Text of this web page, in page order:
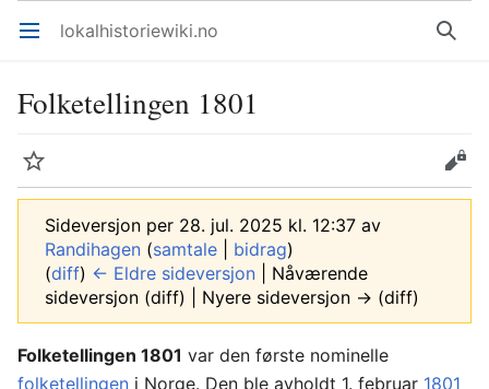
Åpne hovedmenyen lokalhistoriewiki.no Søk
Folketellingen 1801
Overvåk Rediger
Sideversjon per 28. jul. 2025 kl. 12:37 av
Randihagen (samtale bidrag)
(diff) ← Eldre sideversjon | Nåværende
sideversjon (diff) | Nyere sideversjon → (diff)
Folketellingen 1801 var den første nominelle
folketellingen i Norge. Den ble avholdt 1. februar 1801